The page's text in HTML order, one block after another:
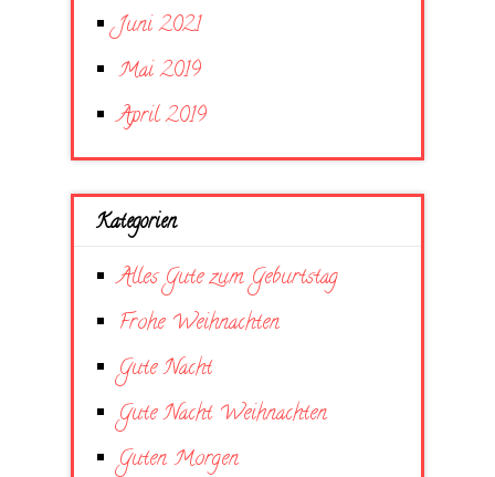
Juni 2021
Mai 2019
April 2019
Kategorien
Alles Gute zum Geburtstag
Frohe Weihnachten
Gute Nacht
Gute Nacht Weihnachten
Guten Morgen